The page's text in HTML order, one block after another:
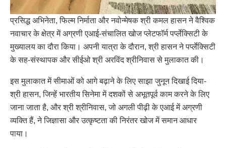
प्रसिद्ध अभिनेता, फिल्म निर्माता और नवोन्मेषक श्री कमल हासन ने वैश्विक
नवाचार के क्षेत्र में अग्रणी एआई-संचालित खोज प्लेटफॉर्म पर्प्लेक्सिटी के
मुख्यालय का दौरा किया। अपनी यात्रा के दौरान, श्री हासन ने पर्प्लेक्सिटी
के सह-संस्थापक और सीईओ श्री अरविंद श्रीनिवास से मुलाकात की।
इस मुलाकात में सीमाओं को आगे बढ़ाने के लिए साझा जुनून दिखाई दिया-
श्री हासन, जिन्हें भारतीय सिनेमा में दशकों से अभूतपूर्व काम करने के लिए
जाना जाता है, और श्री श्रीनिवास, जो अगली पीढ़ी के एआई में अग्रणी
व्यक्ति हैं, ने जिज्ञासा और उत्कृष्टता की निरंतर खोज में समान आधार
पाया।